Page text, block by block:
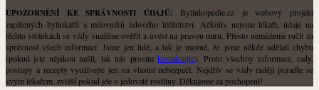
UPOZORNĚNÍ KE SPRÁVNOSTI ÚDAJŮ: Bylinkopedie.cz je webový projekt
zapálených bylinkářů a milovníků lidového léčitelství. Ačkoliv nejsme lékaři, údaje na
těchto stránkách se vždy snažíme ověřit a uvést na pravou míru. Přesto nemůžeme ručit za
správnost všech informací. Jsme jen lidé, a tak je možné, že jsme někde udělali chybu
(pokud jste nějakou našli, tak nás prosímkontaktujte). Proto všechny informace, rady,
postupy a recepty využívejte jen na vlastní nebezpečí. Nejdřív se vždy raději poraďte se
svým lékařem, zvlášť pokud jde o jedovaté rostliny. Děkujeme za pochopení!